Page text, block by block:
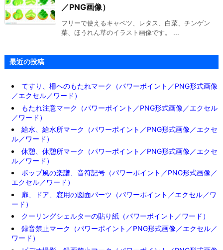
／PNG画像）
フリーで使えるキャベツ、レタス、白菜、チンゲン
菜、ほうれん草のイラスト画像です。 ...
最近の投稿
てすり、柵へのもたれマーク（パワーポイント／PNG形式画像
／エクセル／ワード）
もたれ注意マーク（パワーポイント／PNG形式画像／エクセル
／ワード）
給水、給水所マーク（パワーポイント／PNG形式画像／エクセ
ル／ワード）
休憩、休憩所マーク（パワーポイント／PNG形式画像／エクセ
ル／ワード）
ポップ風の楽譜、音符記号（パワーポイント／PNG形式画像／
エクセル／ワード）
扉、ドア、窓用の図面パーツ（パワーポイント／エクセル／ワ
ード）
クーリングシェルターの貼り紙（パワーポイント／ワード）
録音禁止マーク（パワーポイント／PNG形式画像／エクセル／
ワード）